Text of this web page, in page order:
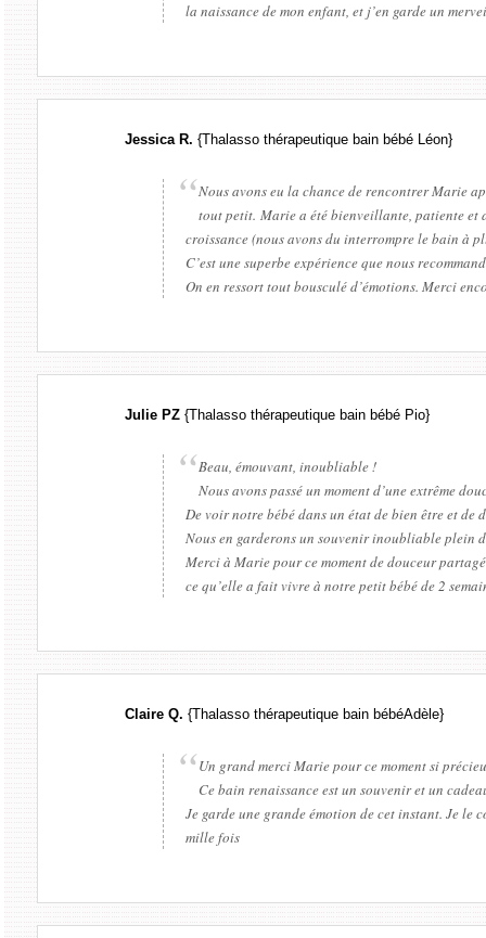
la naissance de mon enfant, et j’en garde un
Jessica R. {Thalasso thérapeutique bain bébé Léon}
Nous avons eu la chance de rencontrer Marie
tout petit. Marie a été bienveillante, patiente et
croissance (nous avons du interrompre le bain à
C’est une superbe expérience que nous
On en ressort tout bousculé d’émotions. Merci
Julie PZ {Thalasso thérapeutique bain bébé Pio}
Beau, émouvant, inoubliable !
Nous avons passé un moment d’une extrême
De voir notre bébé dans un état de bien être et de
Nous en garderons un souvenir inoubliable plein
Merci à Marie pour ce moment de douceur
ce qu’elle a fait vivre à notre petit bébé de 2
Claire Q. {Thalasso thérapeutique bain bébéAdèle}
Un grand merci Marie pour ce moment si
Ce bain renaissance est un souvenir et un
Je garde une grande émotion de cet instant. Je
mille fois